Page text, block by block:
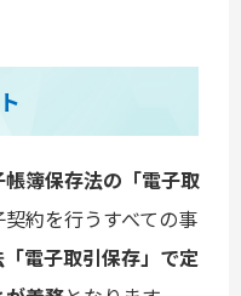
簿保存法の「電子取
約を行うすべての事
電子取引保存」で定